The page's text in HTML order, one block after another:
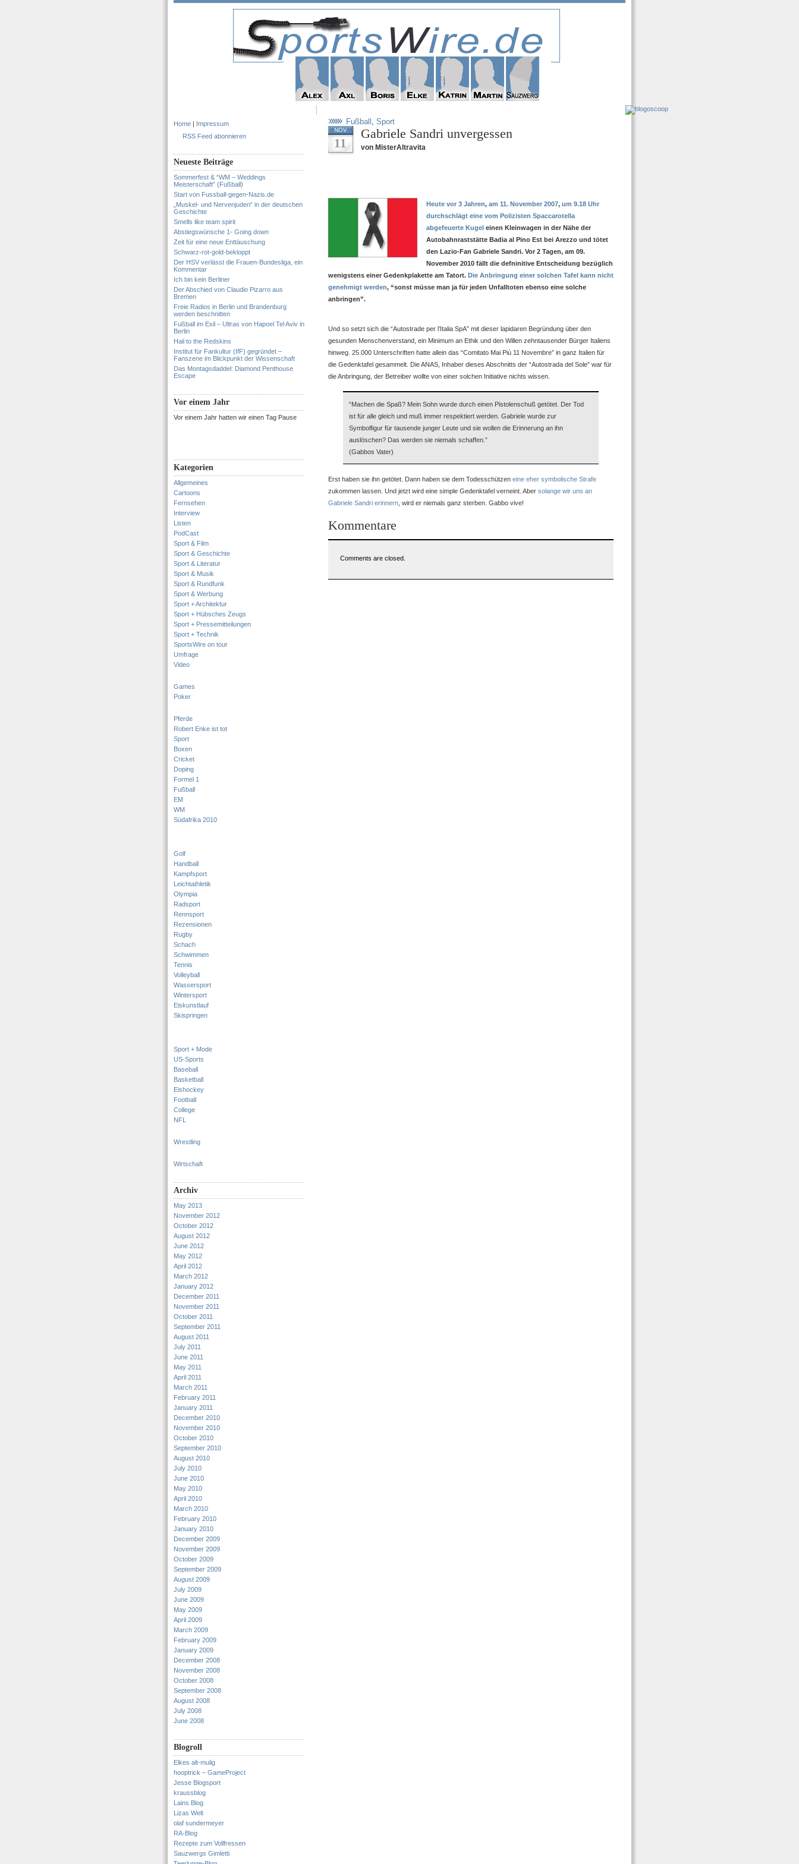
Home | Impressum
RSS Feed abonnieren
Neueste Beiträge
Sommerfest & “WM – Weddings
Meisterschaft” (Fußball)
Start von Fussball-gegen-Nazis.de
„Muskel- und Nervenjuden“ in der deutschen
Geschichte
Smells like team spirit
Abstiegswünsche 1- Going down
Zeit für eine neue Enttäuschung
Schwarz-rot-gold-bekloppt
Der HSV verlässt die Frauen-Bundesliga, ein
Kommentar
Ich bin kein Berliner
Der Abschied von Claudio Pizarro aus
Bremen
Freie Radios in Berlin und Brandenburg
werden beschnitten
Fußball im Exil – Ultras von Hapoel Tel Aviv in
Berlin
Hail to the Redskins
Institut für Fankultur (IfF) gegründet –
Fanszene im Blickpunkt der Wissenschaft
Das Montagsdaddel: Diamond Penthouse
Escape
Vor einem Jahr
Vor einem Jahr hatten wir einen Tag Pause
Kategorien
Allgemeines
Cartoons
Fernsehen
Interview
Listen
PodCast
Sport & Film
Sport & Geschichte
Sport & Literatur
Sport & Musik
Sport & Rundfunk
Sport & Werbung
Sport + Architektur
Sport + Hübsches Zeugs
Sport + Pressemitteilungen
Sport + Technik
SportsWire on tour
Umfrage
Video
Games
Poker
Pferde
Robert Enke ist tot
Sport
Boxen
Cricket
Doping
Formel 1
Fußball
EM
WM
Südafrika 2010
Golf
Handball
Kampfsport
Leichtathletik
Olympia
Radsport
Rennsport
Rezensionen
Rugby
Schach
Schwimmen
Tennis
Volleyball
Wassersport
Wintersport
Eiskunstlauf
Skispringen
Sport + Mode
US-Sports
Baseball
Basketball
Eishockey
Football
College
NFL
Wrestling
Wirtschaft
Archiv
May 2013
November 2012
October 2012
August 2012
June 2012
May 2012
April 2012
March 2012
January 2012
December 2011
November 2011
October 2011
September 2011
August 2011
July 2011
June 2011
May 2011
April 2011
March 2011
February 2011
January 2011
December 2010
November 2010
October 2010
September 2010
August 2010
July 2010
June 2010
May 2010
April 2010
March 2010
February 2010
January 2010
December 2009
November 2009
October 2009
September 2009
August 2009
July 2009
June 2009
May 2009
April 2009
March 2009
February 2009
January 2009
December 2008
November 2008
October 2008
September 2008
August 2008
July 2008
June 2008
Blogroll
Elkes alt-mulig
hooptrick – GameProject
Jesse Blogsport
kraussblog
Lains Blog
Lizas Welt
olaf sundermeyer
RA-Blog
Rezepte zum Vollfressen
Sauzwergs Gimletti
Fußball , Sport
NOV
11
Gabriele Sandri unvergessen
von MisterAltravita
Heute vor 3 Jahren, am 11. November 2007, um 9.18 Uhr
durchschlägt eine vom Polizisten Spaccarotella
abgefeuerte Kugel einen Kleinwagen in der Nähe der
Autobahnraststätte Badia al Pino Est bei Arezzo und tötet
den Lazio-Fan Gabriele Sandri. Vor 2 Tagen, am 09.
November 2010 fällt die defninitive Entscheidung bezüglich
wenigstens einer Gedenkplakette am Tatort. Die Anbringung einer solchen Tafel kann nicht
genehmigt werden, “sonst müsse man ja für jeden Unfalltoten ebenso eine solche
anbringen”.
Und so setzt sich die “Autostrade per l’Italia SpA” mit dieser lapidaren Begründung über den
gesunden Menschenverstand, ein Minimum an Ethik und den Willen zehntausender Bürger Italiens
hinweg. 25.000 Unterschriften hatte allein das “Comitato Mai Più 11 Novembre” in ganz Italien für
die Gedenktafel gesammelt. Die ANAS, Inhaber dieses Abschnitts der “Autostrada del Sole” war für
die Anbringung, der Betreiber wollte von einer solchen Initiative nichts wissen.
“Machen die Spaß? Mein Sohn wurde durch einen Pistolenschuß getötet. Der Tod
ist für alle gleich und muß immer respektiert werden. Gabriele wurde zur
Symbolfigur für tausende junger Leute und sie wollen die Erinnerung an ihn
auslöschen? Das werden sie niemals schaffen.”
(Gabbos Vater)
Erst haben sie ihn getötet. Dann haben sie dem Todesschützen eine eher symbolische Strafe
zukommen lassen. Und jetzt wird eine simple Gedenktafel verneint. Aber solange wir uns an
Gabriele Sandri erinnern , wird er niemals ganz sterben. Gabbo vive!
Kommentare
Comments are closed.